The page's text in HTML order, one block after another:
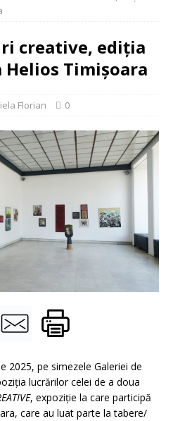
creative, ediția
Helios Timișoara
Florian 0
2025, pe simezele Galeriei de
lucrărilor celei de a doua
, expoziție la care participă
care au luat parte la tabere/